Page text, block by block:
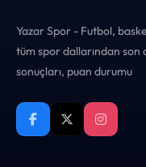
Yazar Spor - Futbol,
tüm spor dallarından
sonuçları, puan durumu